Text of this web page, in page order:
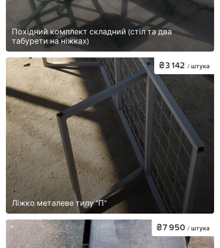
Похідний комплект складний (стіл та два
табурети на ніжках)
Ліжко металеве типу "П"
₴3 142 / штука
₴7 950 / штука